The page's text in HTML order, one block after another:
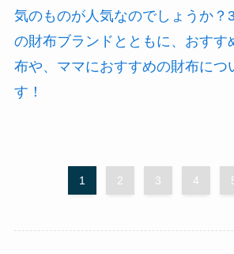
気のものが人気なのでしょうか？
の財布ブランドとともに、おすす
布や、ママにおすすめの財布につ
す！
1 2 3 4